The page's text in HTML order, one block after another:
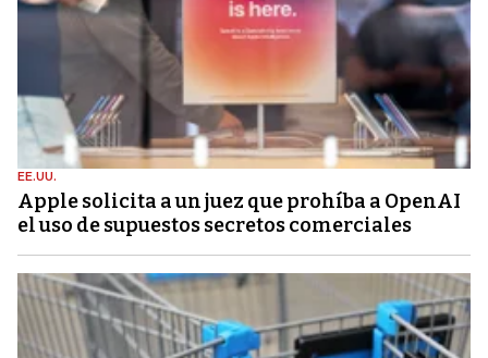
EE.UU.
Apple solicita a un juez que prohíba a OpenAI
el uso de supuestos secretos comerciales